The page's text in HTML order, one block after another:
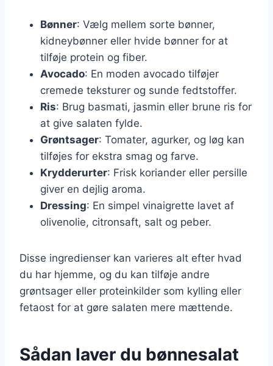
Bønner: Vælg mellem sorte bønner,
kidneybønner eller hvide bønner for at
tilføje protein og fiber.
Avocado: En moden avocado tilføjer
cremede teksturer og sunde fedtstoffer.
Ris: Brug basmati, jasmin eller brune ris for
at give salaten fylde.
Grøntsager: Tomater, agurker, og løg kan
tilføjes for ekstra smag og farve.
Krydderurter: Frisk koriander eller persille
giver en dejlig aroma.
Dressing: En simpel vinaigrette lavet af
olivenolie, citronsaft, salt og peber.
Disse ingredienser kan varieres alt efter hvad
du har hjemme, og du kan tilføje andre
grøntsager eller proteinkilder som kylling eller
fetaost for at gøre salaten mere mættende.
Sådan laver du bønnesalat